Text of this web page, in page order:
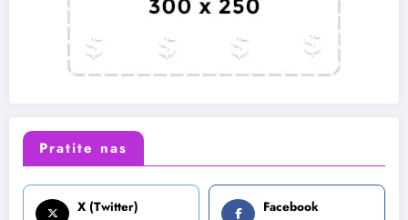
Pratite nas
X (Twitter) Facebook